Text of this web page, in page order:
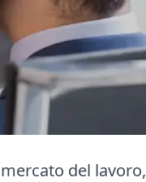
del lavoro,